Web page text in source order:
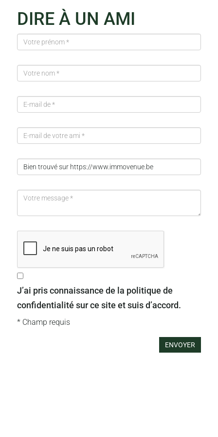
DIRE À UN AMI
J’ai pris connaissance de la politique de
confidentialité sur ce site et suis d’accord.
* Champ requis